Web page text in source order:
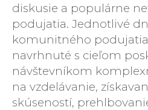
diskusie a populárne
podujatia. Jednotlivé
komunitného
navrhnuté s cieľom
návštevníkom
na vzdelávanie,
skúseností,